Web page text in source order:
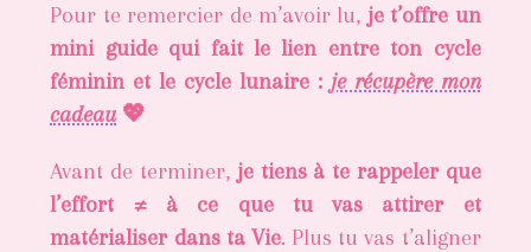
Pour te remercier de m’avoir lu, je t’offre un
mini guide qui fait le lien entre ton cycle
féminin et le cycle lunaire : je récupère mon
cadeau💖
Avant de terminer, je tiens à te rappeler que
l’effort ≠ à ce que tu vas attirer et
matérialiser dans ta Vie. Plus tu vas t’aligner